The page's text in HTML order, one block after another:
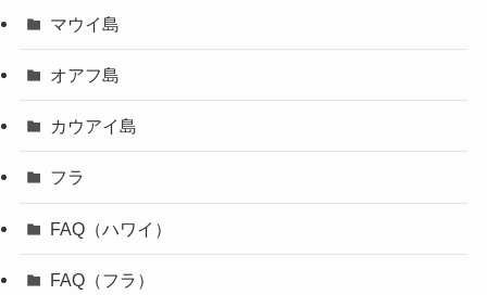
マウイ島
オアフ島
カウアイ島
フラ
FAQ（ハワイ）
FAQ（フラ）